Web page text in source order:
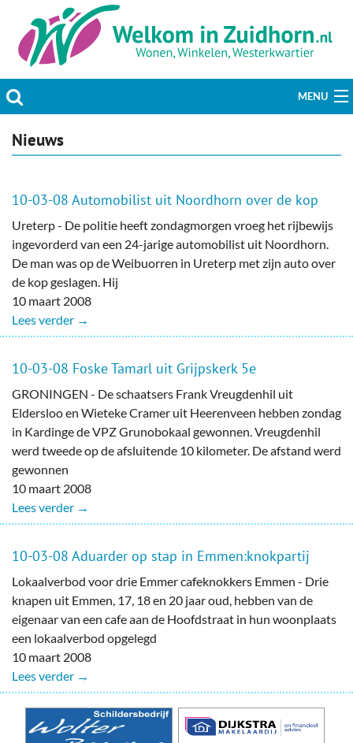
MENU
Actueel
Welzijn & Maatschappij
Bedrijven
Prikbord & Aanbiedingen
Plaats bericht
Nieuws
10-03-08 Automobilist uit Noordhorn over de kop
Ureterp - De politie heeft zondagmorgen vroeg het rijbewijs
ingevorderd van een 24-jarige automobilist uit Noordhorn.
De man was op de Weibuorren in Ureterp met zijn auto over
de kop geslagen. Hij
10 maart 2008
Lees verder →
10-03-08 Foske Tamarl uit Grijpskerk 5e
GRONINGEN - De schaatsers Frank Vreugdenhil uit
Eldersloo en Wieteke Cramer uit Heerenveen hebben zondag
in Kardinge de VPZ Grunobokaal gewonnen. Vreugdenhil
werd tweede op de afsluitende 10 kilometer. De afstand werd
gewonnen
10 maart 2008
Lees verder →
10-03-08 Aduarder op stap in Emmen:knokpartij
Lokaalverbod voor drie Emmer cafeknokkers Emmen - Drie
knapen uit Emmen, 17, 18 en 20 jaar oud, hebben van de
eigenaar van een cafe aan de Hoofdstraat in hun woonplaats
een lokaalverbod opgelegd
10 maart 2008
Lees verder →